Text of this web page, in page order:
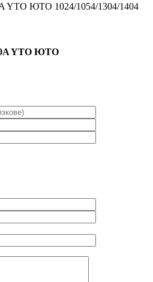
YTO ЮТО 1024/1054/1304/1404
YTO ЮТО